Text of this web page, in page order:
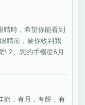
晴時，希望你能看到
睛前，要你收到我
! 2、您的手機從6月
節，有月，有餅，有